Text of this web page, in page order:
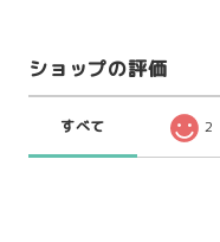
ショップの評価
すべて 2